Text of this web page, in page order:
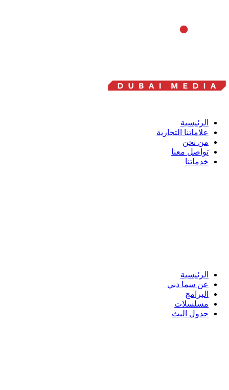
الرئيسية
علاماتنا التجارية
من نحن
تواصل معنا
خدماتنا
الرئيسية
عن سما دبي
البرامج
مسلسلات
جدول البث